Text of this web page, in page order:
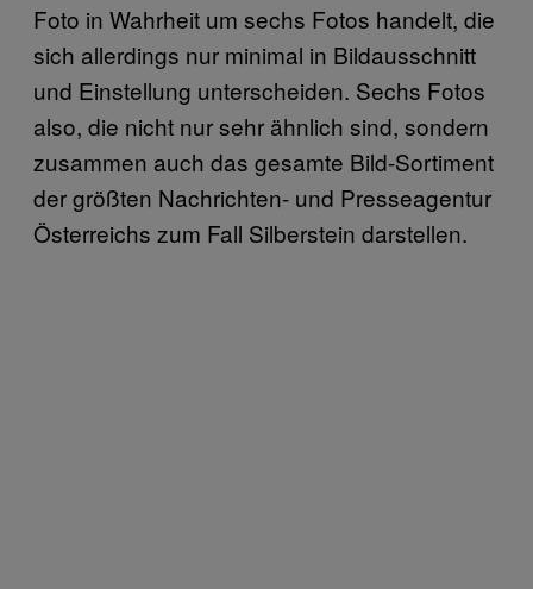
Foto in Wahrheit um sechs Fotos handelt, die
sich allerdings nur minimal in Bildausschnitt
und Einstellung unterscheiden. Sechs Fotos
also, die nicht nur sehr ähnlich sind, sondern
zusammen auch das gesamte Bild-Sortiment
der größten Nachrichten- und Presseagentur
Österreichs zum Fall Silberstein darstellen.